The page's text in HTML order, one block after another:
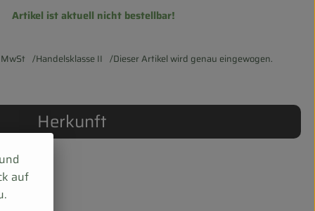
Artikel ist aktuell nicht bestellbar!
Handelsklasse II Dieser Artikel wird genau eingewogen.
Herkunft
auf